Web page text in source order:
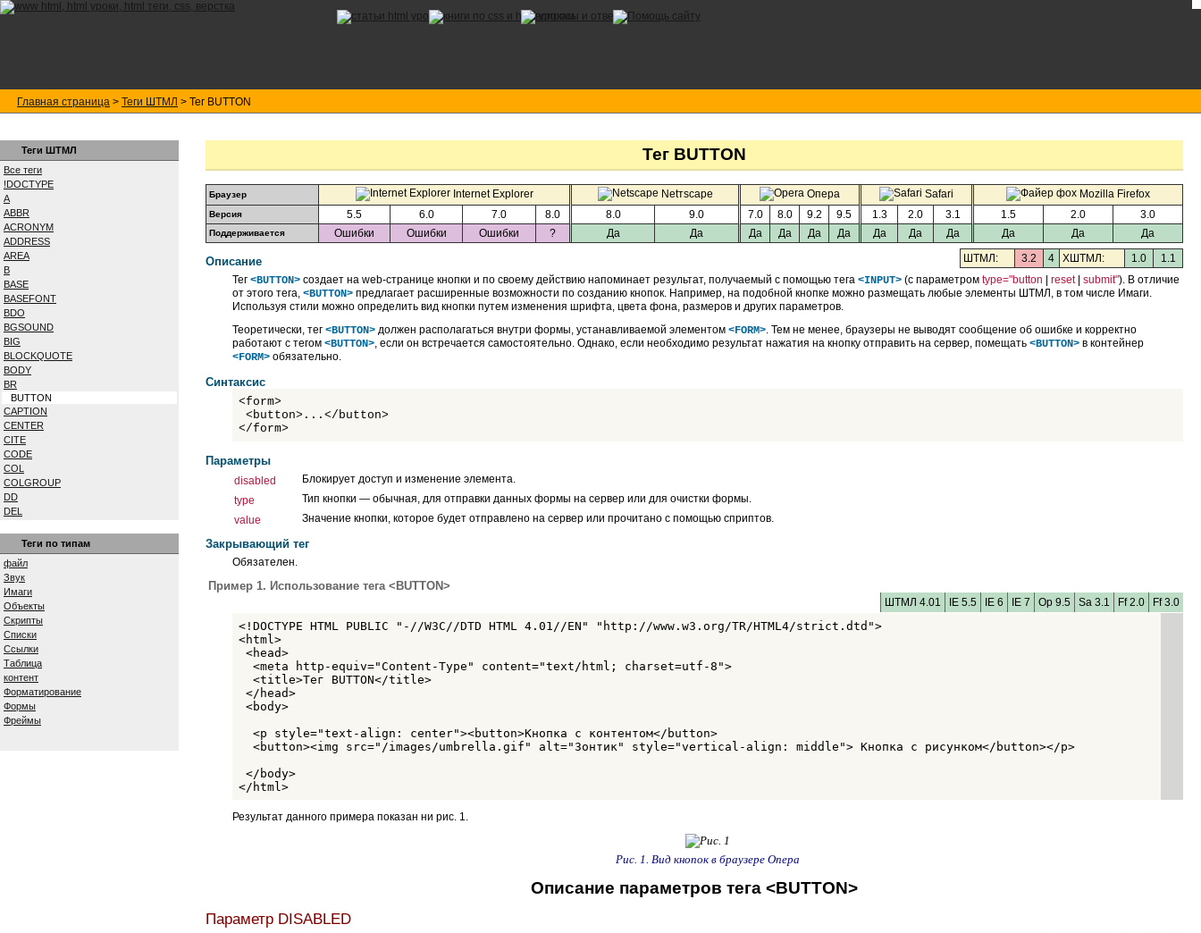
Главная страница > Теги ШТМЛ > Тег BUTTON
Теги ШТМЛ
Все теги
!DOCTYPE
A
ABBR
ACRONYM
ADDRESS
AREA
B
BASE
BASEFONT
BDO
BGSOUND
BIG
BLOCKQUOTE
BODY
BR
BUTTON
CAPTION
CENTER
CITE
CODE
COL
COLGROUP
DD
DEL
DL
DT
EM
EMBED
FIELDSET
FONT
FORM
FRAME
FRAMESET
H1...H6
HEAD
HR
ШТМЛ
Теги по типам
файл
Звук
Имаги
Объекты
Скрипты
Списки
Ссылки
Таблица
контент
Форматирование
Формы
Фреймы
Тег BUTTON
Браузер Internet Explorer Netтscape Опера Safari Mozilla Firefox
Версия 5.5 6.0 7.0 8.0 8.0 9.0 7.0 8.0 9.2 9.5 1.3 2.0 3.1 1.5 2.0 3.0
Поддерживается Ошибки Ошибки Ошибки ? Да Да Да Да Да Да Да Да Да Да Да
Да
ШТМЛ:
3.2 4 XШТМЛ: 1.0 1.1
Описание
Тег <BUTTON> создает на web-странице кнопки и по своему действию напоминает результат, получаемый с помощью тега <INPUT> (с параметром type="button reset| submit"). В отличие
от этого тега, <BUTTON> предлагает расширенные возможности по созданию кнопок. Например, на подобной кнопке можно размещать любые элементы ШТМЛ, в том числе Имаги.
Используя стили можно определить вид кнопки путем изменения шрифта, цвета фона, размеров и других параметров.
Теоретически, тег <BUTTON> должен располагаться внутри формы, устанавливаемой элементом <FORM>. Тем не менее, браузеры не выводят сообщение об ошибке и корректно
работают с тегом <BUTTON>, если он встречается самостоятельно. Однако, если необходимо результат нажатия на кнопку отправить на сервер, помещать <BUTTON> в контейнер
<FORM> обязательно.
Синтаксис
<form>
<button>...</button>
</form>
Параметры
disabled
Блокирует доступ и изменение элемента.
type
Тип кнопки — обычная, для отправки данных формы на сервер или для очистки формы.
value
Значение кнопки, которое будет отправлено на сервер или прочитано с помощью сприптов.
Закрывающий тег
Обязателен.
Пример 1. Использование тега <BUTTON>
ШТМЛ 4.01 IE 5.5 IE 6 IE 7 Op 9.5 Sa 3.1 Ff 2.0 Ff 3.0
<!DOCTYPE HTML PUBLIC "-//W3C//DTD HTML 4.01//EN" "http://www.w3.org/TR/HTML4/strict.dtd">
<html>
<head>
  <meta http-equiv="Content-Type" content="text/html; charset=utf-8">
  <title>Тег BUTTON</title>
</head>
<body>
  <p style="text-align: center"><button>Кнопка с контентом</button>
  <button><img src="/images/umbrella.gif" alt="Зонтик" style="vertical-align: middle"> Кнопка с рисунком</button></p>
</body>
</html>
Результат данного примера показан ни рис. 1.
Рис. 1. Вид кнопок в браузере Опера
Описание параметров тега <BUTTON>
Параметр DISABLED